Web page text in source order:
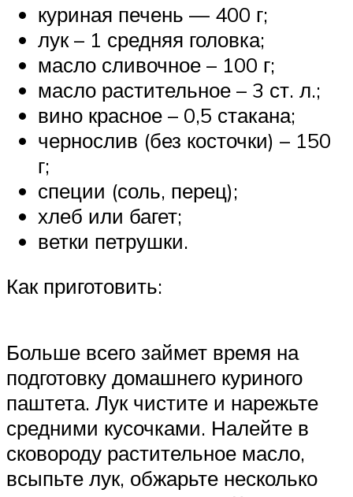
куриная печень — 400 г;
лук – 1 средняя головка;
масло сливочное – 100 г;
масло растительное – 3 ст. л.;
вино красное – 0,5 стакана;
чернослив (без косточки) – 150
г;
специи (соль, перец);
хлеб или багет;
ветки петрушки.
Как приготовить:
Больше всего займет время на
подготовку домашнего куриного
паштета. Лук чистите и нарежьте
средними кусочками. Налейте в
сковороду растительное масло,
всыпьте лук, обжарьте несколько